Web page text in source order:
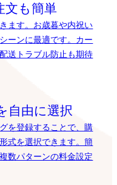
文も簡単
ます。お歳暮や内祝い
ーンに最適です。カー
送トラブル防止も期待
自由に選択
を登録することで、購
式を選択できます。簡
数パターンの料金設定